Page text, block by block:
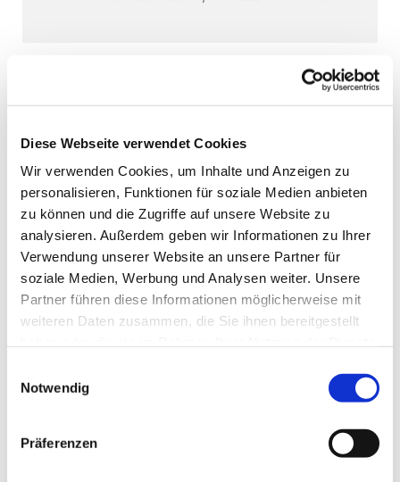
Diese Webseite verwendet Cookies
Wir verwenden Cookies, um Inhalte und Anzeigen zu
personalisieren, Funktionen für soziale Medien anbieten
zu können und die Zugriffe auf unsere Website zu
analysieren. Außerdem geben wir Informationen zu Ihrer
Verwendung unserer Website an unsere Partner für
soziale Medien, Werbung und Analysen weiter. Unsere
Partner führen diese Informationen möglicherweise mit
weiteren Daten zusammen, die Sie ihnen bereitgestellt
Notwendig
PräferenzenDies könnte Sie auch